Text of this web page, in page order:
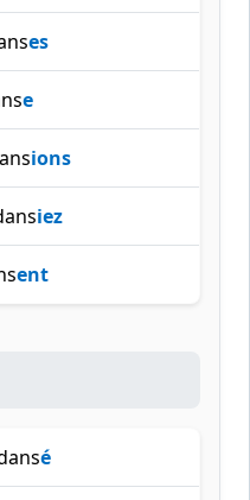
es
e
ions
iez
ent
é